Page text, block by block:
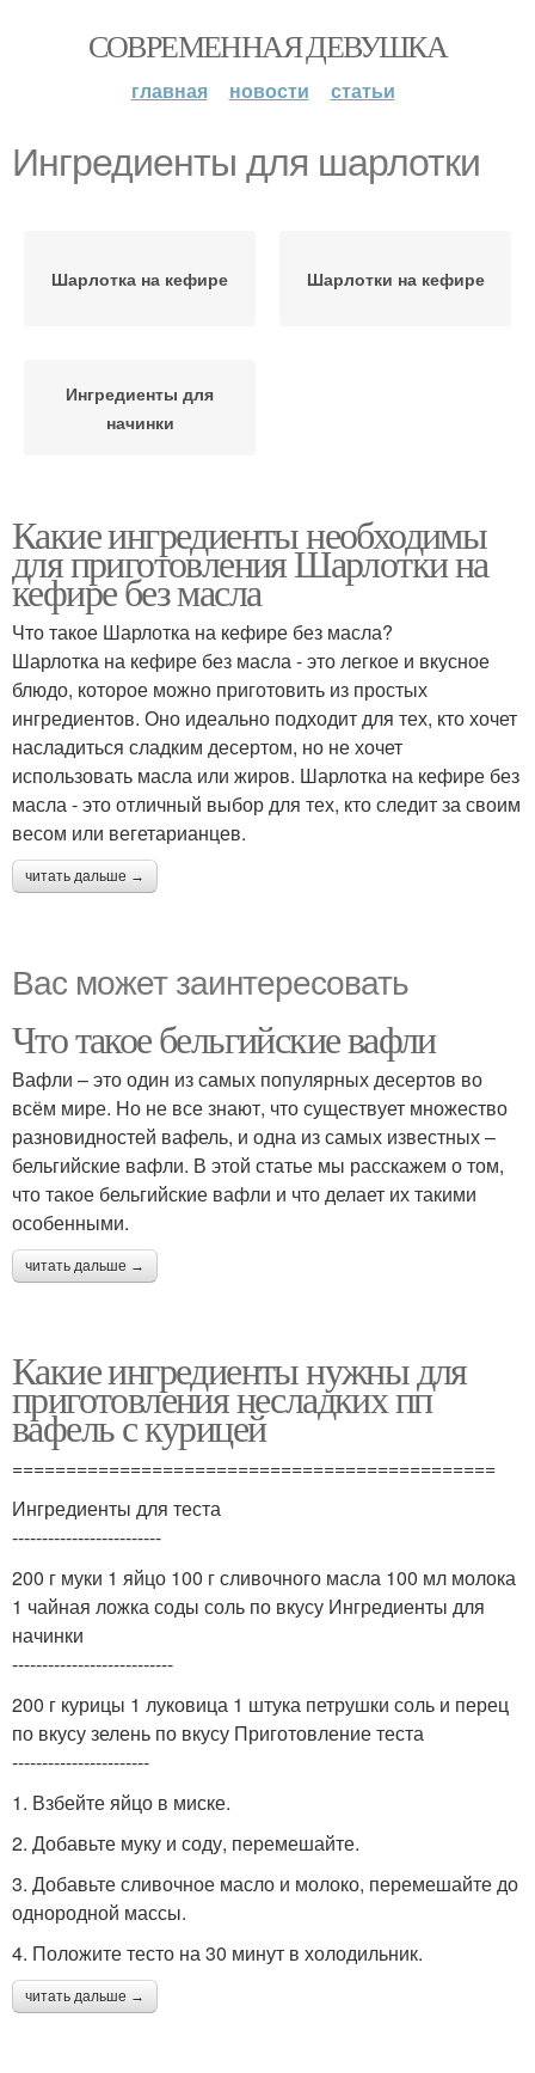
СОВРЕМЕННАЯ ДЕВУШКА
главная новости статьи
Ингредиенты для шарлотки
Шарлотка на кефире Шарлотки на кефире
Ингредиенты для
начинки
Какие ингредиенты необходимы
для приготовления Шарлотки на
кефире без масла
Что такое Шарлотка на кефире без масла?
Шарлотка на кефире без масла - это легкое и вкусное
блюдо, которое можно приготовить из простых
ингредиентов. Оно идеально подходит для тех, кто хочет
насладиться сладким десертом, но не хочет
использовать масла или жиров. Шарлотка на кефире без
масла - это отличный выбор для тех, кто следит за своим
весом или вегетарианцев.
читать дальше →
Вас может заинтересовать
Что такое бельгийские вафли
Вафли – это один из самых популярных десертов во
всём мире. Но не все знают, что существует множество
разновидностей вафель, и одна из самых известных –
бельгийские вафли. В этой статье мы расскажем о том,
что такое бельгийские вафли и что делает их такими
особенными.
читать дальше →
Какие ингредиенты нужны для
приготовления несладких пп
вафель с курицей
=============================================
Ингредиенты для теста
-------------------------
200 г муки 1 яйцо 100 г сливочного масла 100 мл молока
1 чайная ложка соды соль по вкусу Ингредиенты для
начинки
---------------------------
200 г курицы 1 луковица 1 штука петрушки соль и перец
по вкусу зелень по вкусу Приготовление теста
-----------------------
1. Взбейте яйцо в миске.
2. Добавьте муку и соду, перемешайте.
3. Добавьте сливочное масло и молоко, перемешайте до
однородной массы.
4. Положите тесто на 30 минут в холодильник.
читать дальше →